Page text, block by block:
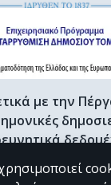
με την
&
Προφίλ